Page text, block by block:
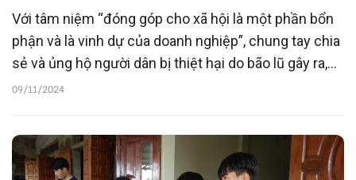
Với tâm niệm “đóng góp cho xã hội là một phần bổn
phận và là vinh dự của doanh nghiệp”, chung tay chia
sẻ và ủng hộ người dân bị thiệt hại do bão lũ gây ra,
T&T Group và Ngân hàng SHB đã đồng hành cùng Bộ
cho con em đồng bào miền núi.
09/11/2024